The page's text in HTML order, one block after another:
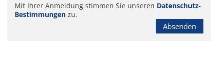
Mit Ihrer Anmeldung stimmen Sie unseren Datenschutz-
Bestimmungen zu.
Absenden